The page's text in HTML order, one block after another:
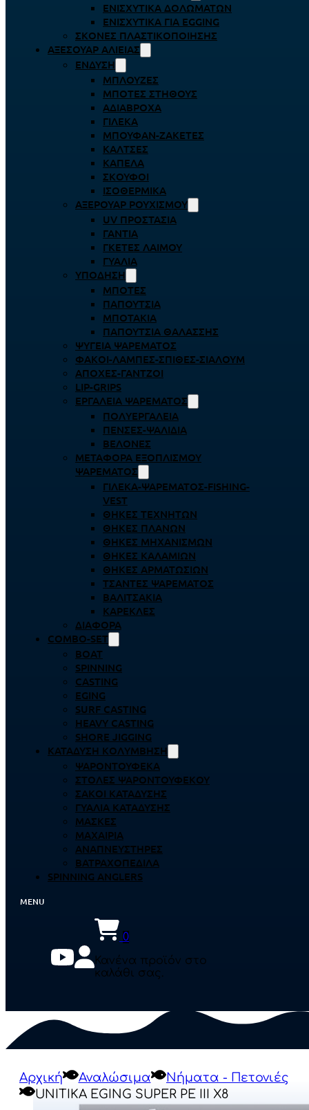
ΕΝΙΣΧΥΤΙΚΆ ΔΟΛΩΜΆΤΩΝ
ΕΝΙΣΧΥΤΙΚΆ ΓΙΑ EGGING
ΣΚΌΝΕΣ ΠΛΑΣΤΙΚΟΠΟΊΗΣΗΣ
ΑΞΕΣΟΥΆΡ ΑΛΙΕΊΑΣ
ΈΝΔΥΣΗ
ΜΠΛΟΎΖΕΣ
ΜΠΌΤΕΣ ΣΤΉΘΟΥΣ
ΑΔΙΆΒΡΟΧΑ
ΓΙΛΈΚΑ
ΜΠΟΥΦΆΝ-ΖΑΚΈΤΕΣ
ΚΆΛΤΣΕΣ
ΚΑΠΈΛΑ
ΣΚΟΎΦΟΙ
ΙΣΟΘΕΡΜΙΚΆ
ΑΞΕΡΟΥΆΡ ΡΟΥΧΙΣΜΟΎ
UV ΠΡΟΣΤΑΣΊΑ
ΓΆΝΤΙΑ
ΓΚΈΤΕΣ ΛΑΊΜΟΥ
ΓΥΑΛΙΆ
ΥΠΌΔΗΣΗ
ΜΠΌΤΕΣ
ΠΑΠΟΎΤΣΙΑ
ΜΠΟΤΆΚΙΑ
ΠΑΠΟΎΤΣΙΑ ΘΑΛΆΣΣΗΣ
ΨΥΓΕΊΑ ΨΑΡΈΜΑΤΟΣ
ΦΑΚΟΊ-ΛΆΜΠΕΣ-ΣΠΊΘΕΣ-ΣΊΑΛΟΥΜ
ΑΠΌΧΕΣ-ΓΆΝΤΖΟΙ
LIP-GRIPS
EΡΓΑΛΕΊΑ ΨΑΡΈΜΑΤΟΣ
ΠΟΛΥΕΡΓΑΛΕΊΑ
ΠΈΝΣΕΣ-ΨΑΛΊΔΙΑ
ΒΕΛΌΝΕΣ
ΜΕΤΑΦΟΡΆ ΕΞΟΠΛΙΣΜΟΎ
ΨΑΡΈΜΑΤΟΣ
ΓΙΛΈΚΑ-ΨΑΡΈΜΑΤΟΣ-FISHING-
VEST
ΘΉΚΕΣ ΤΕΧΝΗΤΏΝ
ΘΉΚΕΣ ΠΛΆΝΩΝ
ΘΉΚΕΣ ΜΗΧΑΝΙΣΜΏΝ
ΘΉΚΕΣ ΚΑΛΑΜΙΏΝ
ΘΉΚΕΣ ΑΡΜΑΤΩΣΙΏΝ
ΤΣΆΝΤΕΣ ΨΑΡΈΜΑΤΟΣ
ΒΑΛΙΤΣΆΚΙΑ
ΚΑΡΈΚΛΕΣ
ΔΙΆΦΟΡΑ
COMBO-SET
BOAT
SPINNING
CASTING
EGING
SURF CASTING
HEAVY CASTING
SHORE JIGGING
ΚΑΤΆΔΥΣΗ ΚΟΛΎΜΒΗΣΗ
ΨΑΡΟΝΤΟΎΦΕΚΑ
ΣΤΟΛΈΣ ΨΑΡΟΝΤΟΎΦΕΚΟΥ
ΣΆΚΟΙ ΚΑΤΆΔΥΣΗΣ
ΓΥΑΛΙΆ ΚΑΤΆΔΥΣΗΣ
ΜΆΣΚΕΣ
ΜΑΧΑΊΡΙΑ
ΑΝΑΠΝΕΥΣΤΉΡΕΣ
ΒΑΤΡΑΧΟΠΈΔΙΛΑ
SPINNING ANGLERS
0
Κανένα προϊόν στο
καλάθι σας.
Αρχική Αναλώσιμα
Νήματα - Πετονιές
UNITIKA EGING SUPER PE III X8